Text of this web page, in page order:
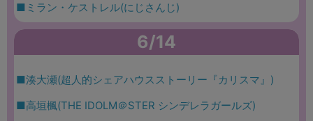
■ミラン・ケストレル(にじさんじ)
6/14
■湊大瀬(超人的シェアハウスストーリー『カリスマ』)
■高垣楓(THE IDOLM＠STER シンデレラガールズ)